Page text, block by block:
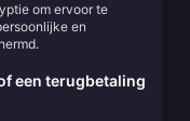
om ervoor te
en
een terugbetaling